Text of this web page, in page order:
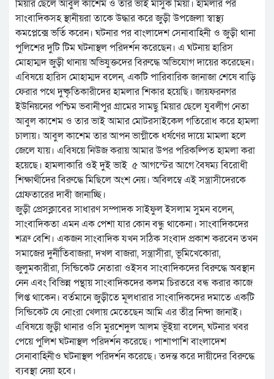
মিয়ার ছেলে আবুল কাশেম ও তার ভাই মাসুক মিয়া। হামলার পর
সাংবাদিকসহ স্থানীয়রা তাকে উদ্ধার করে জুড়ী উপজেলা স্বাস্থ্য
কমপ্লেক্সে ভর্তি করেন। ঘটনার পর বাংলাদেশ সেনাবাহিনী ও জুড়ী থানা
পুলিশের দুটি টিম ঘটনাস্থল পরিদর্শন করেছেন। এ ঘটনায় হারিস
মোহাম্মদ জুড়ী থানায় অভিযুক্তদের বিরুদ্ধে অভিযোগ দায়ের করেছেন।
এবিষয়ে হারিস মোহাম্মদ বলেন, একটি পারিবারিক জানাজা শেষে বাড়ি
ফেরার পথে দুষ্কৃতিকারীদের হামলার শিকার হয়েছি। জায়ফরনগর
ইউনিয়নের পশ্চিম ভবানীপুর গ্রামের সামছু মিয়ার ছেলে যুবলীগ নেতা
আবুল কাশেম ও তার ভাই আমার মোটরসাইকেল গতিরোধ করে হামলা
চালায়। আবুল কাশেম তার আপন ভাগ্নীকে ধর্ষণের দায়ে মামলা হলে
জেলে যায়। এ‌বিষয়ে নিউজ করায় আমার উপর পরিকল্পিত হামলা করা
হয়েছে। হামলাকারি ওই দুই ভাই ৫ আগস্টের আগে বৈষম্য বিরোধী
শিক্ষার্থীদের বিরুদ্ধে মিছিলে অংশ নেয়। অবিলম্বে এই সন্ত্রাসীদেরকে
গ্রেফতারের দাবী জানাচ্ছি।
জুড়ী প্রেসক্লাবের সাধারণ সম্পাদক সাইফুল ইসলাম সুমন বলেন,
সাংবাদিকতা এমন এক পেশা যার কোন বন্ধু থাকেনা। সাংবাদিকদের
শত্রু বেশি। একজন সাংবাদিক যখন সঠিক সংবাদ প্রকাশ করবেন তখন
সমাজের দুর্নীতিবাজরা, দখল বাজরা, সন্ত্রাসীরা, ভূমিখেকোরা,
জুলুমকারীরা, সিন্ডিকেট নেতারা ওইসব সাংবাদিকদের বিরুদ্ধে অবস্থান
নেন এবং বিভিন্ন পন্থায় সাংবাদিকদের কলম চিরতরে বন্ধ করার কাজে
লিপ্ত থাকেন। বর্তমানে জুড়ীতে মূলধারার সাংবাদিকদের দমাতে একটি
সিন্ডিকেট যে নোংরা খেলায় মেতেছেন আমি এর তীব্র নিন্দা জানাই।
এবিষয়ে জুড়ী থানার ওসি মুরশেদুল আলম ভূঁইয়া বলেন, ঘটনার খবর
পেয়ে পুলিশ ঘটনাস্থল পরিদর্শন করেছে। পাশাপাশি বাংলাদেশ
সেনাবাহিনীও ঘটনাস্থল পরিদর্শন করেছে। তদন্ত করে দায়ীদের বিরুদ্ধে
ব্যবস্থা নেয়া হবে।